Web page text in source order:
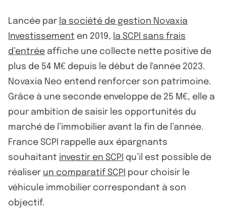
Lancée par la société de gestion Novaxia
Investissement en 2019, la SCPI sans frais
d’entrée affiche une collecte nette positive de
plus de 54 M€ depuis le début de l'année 2023.
Novaxia Neo entend renforcer son patrimoine.
Grâce à une seconde enveloppe de 25 M€, elle a
pour ambition de saisir les opportunités du
marché de l’immobilier avant la fin de l’année.
France SCPI rappelle aux épargnants
souhaitant investir en SCPI qu’il est possible de
réaliser un comparatif SCPI pour choisir le
véhicule immobilier correspondant à son
objectif.